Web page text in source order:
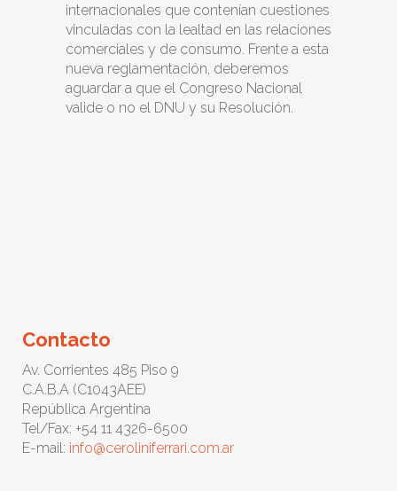
internacionales que contenían cuestiones
vinculadas con la lealtad en las relaciones
comerciales y de consumo. Frente a esta
nueva reglamentación, deberemos
aguardar a que el Congreso Nacional
valide o no el DNU y su Resolución.
Contacto
Av. Corrientes 485 Piso 9
C.A.B.A (C1043AEE)
República Argentina
Tel/Fax: +54 11 4326-6500
E-mail: info@ceroliniferrari.com.ar